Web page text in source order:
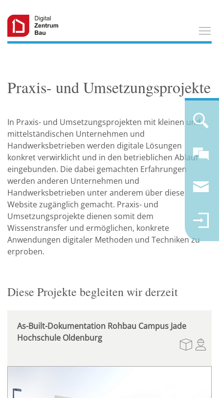
Praxis- und Umsetzungsprojekte
In Praxis- und Umsetzungsprojekten mit kleinen und
mittelständischen Unternehmen und
Handwerksbetrieben werden digitale Lösungen
konkret verwirklicht und in den betrieblichen Ablauf
eingebunden. Die dabei gemachten Erfahrungen
werden anderen Unternehmen und
Handwerksbetrieben unter anderem über diese
Website zugänglich gemacht. Praxis- und
Umsetzungsprojekte dienen somit dem
Wissenstransfer und ermöglichen, konkrete
Anwendungen digitaler Methoden und Techniken zu
erproben.
Diese Projekte begleiten wir derzeit
As-Built-Dokumentation Rohbau Campus Jade
Hochschule Oldenburg